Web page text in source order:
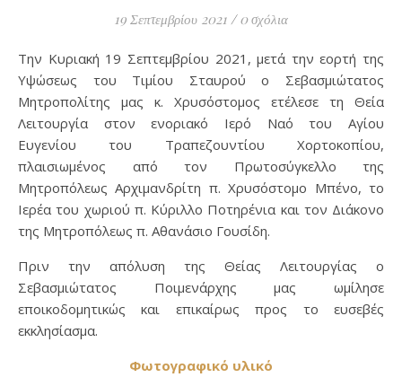
19 Σεπτεμβρίου 2021 / 0 σχόλια
Την Κυριακή 19 Σεπτεμβρίου 2021, μετά την εορτή της
Υψώσεως του Τιμίου Σταυρού ο Σεβασμιώτατος
Μητροπολίτης μας κ. Χρυσόστομος ετέλεσε τη Θεία
Λειτουργία στον ενοριακό Ιερό Ναό του Αγίου
Ευγενίου του Τραπεζουντίου Χορτοκοπίου,
πλαισιωμένος από τον Πρωτοσύγκελλο της
Μητροπόλεως Αρχιμανδρίτη π. Χρυσόστομο Μπένο, το
Ιερέα του χωριού π. Κύριλλο Ποτηρένια και τον Διάκονο
της Μητροπόλεως π. Αθανάσιο Γουσίδη.
Πριν την απόλυση της Θείας Λειτουργίας ο
Σεβασμιώτατος Ποιμενάρχης μας ωμίλησε
εποικοδομητικώς και επικαίρως προς το ευσεβές
εκκλησίασμα.
Φωτογραφικό υλικό